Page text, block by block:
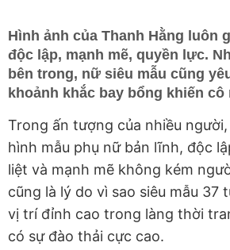
Hình ảnh của Thanh Hằng luôn
độc lập, mạnh mẽ, quyền lực.
bên trong, nữ siêu mẫu cũng
khoảnh khắc bay bổng khiến cô
Trong ấn tượng của nhiều người,
hình mẫu phụ nữ bản lĩnh, độc
liệt và mạnh mẽ không kém
cũng là lý do vì sao siêu mẫu 37
vị trí đỉnh cao trong làng thời
có sự đào thải cực cao.